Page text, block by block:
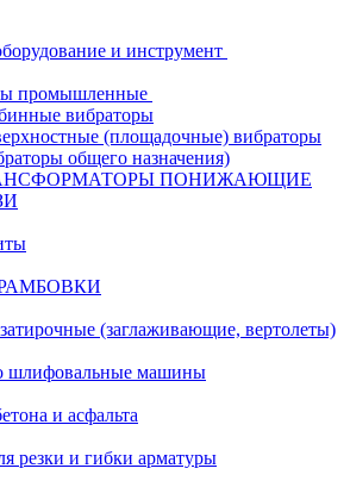
и инструмент
промышленные
вибраторы
(площадочные) вибраторы
общего назначения)
ПОНИЖАЮЩИЕ
(заглаживающие, вертолеты)
шлифовальные машины
и асфальта
резки и гибки арматуры